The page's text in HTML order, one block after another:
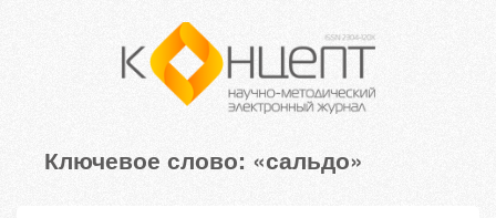
Ключевое слово: «сальдо»